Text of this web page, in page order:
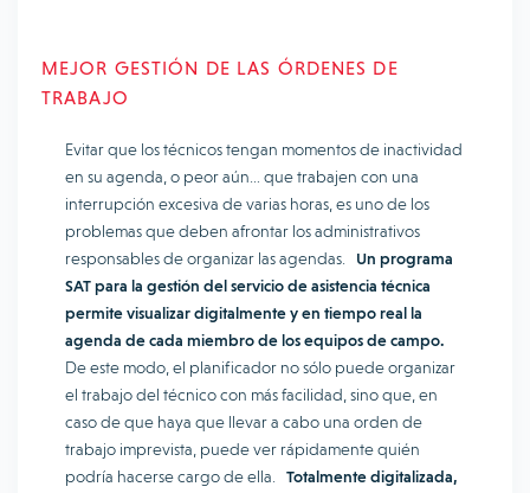
MEJOR GESTIÓN DE LAS ÓRDENES DE
TRABAJO
Evitar que los técnicos tengan momentos de inactividad
en su agenda, o peor aún… que trabajen con una
interrupción excesiva de varias horas, es uno de los
problemas que deben afrontar los administrativos
responsables de organizar las agendas. Un programa
SAT para la gestión del servicio de asistencia técnica
permite visualizar digitalmente y en tiempo real la
agenda de cada miembro de los equipos de campo.
De este modo, el planificador no sólo puede organizar
el trabajo del técnico con más facilidad, sino que, en
caso de que haya que llevar a cabo una orden de
trabajo imprevista, puede ver rápidamente quién
podría hacerse cargo de ella. Totalmente digitalizada,